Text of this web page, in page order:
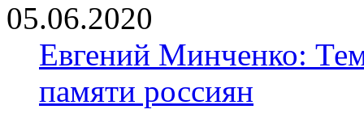
05.06.2020
Евгений Минченко:
памяти россиян